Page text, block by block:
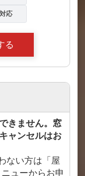
応
る
きません。窓
ャンセルはお
ない方は「屋
ューからお申